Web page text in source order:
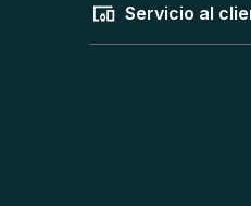
Servicio al